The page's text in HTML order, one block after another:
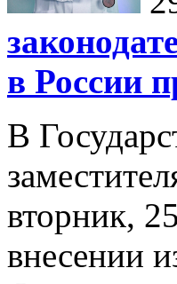
в России
В
вторник,
внесении